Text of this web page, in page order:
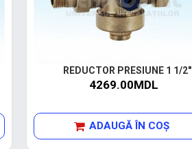
REDUCTOR PRESIUNE 1 1/2"
4269.00MDL
ADAUGĂ ÎN COŞ